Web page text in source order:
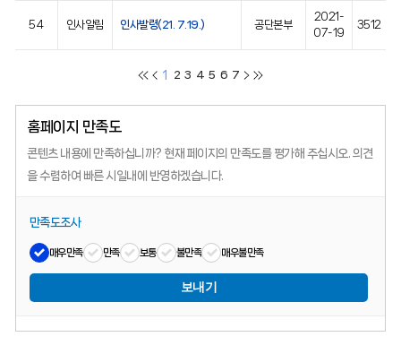
54 인사알림 인사발령(21. 7.19.) 공단본부
2021-
07-19
3512
1 2 3 4 5 6 7
홈페이지 만족도
콘텐츠 내용에 만족하십니까? 현재 페이지의 만족도를 평가해 주십시오. 의견
을 수렴하여 빠른 시일내에 반영하겠습니다.
만족도조사
매우만족 만족 보통 불만족 매우불만족
보내기